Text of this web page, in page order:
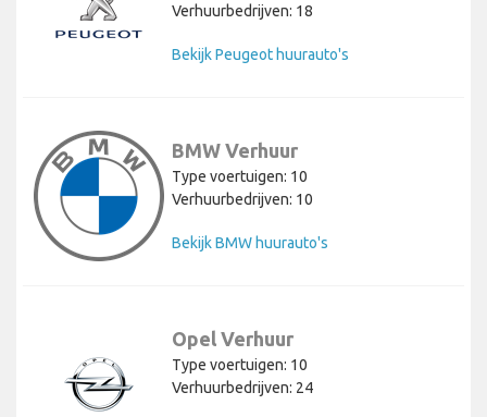
Verhuurbedrijven: 18
Bekijk Peugeot huurauto's
BMW Verhuur
Type voertuigen: 10
Verhuurbedrijven: 10
Bekijk BMW huurauto's
Opel Verhuur
Type voertuigen: 10
Verhuurbedrijven: 24